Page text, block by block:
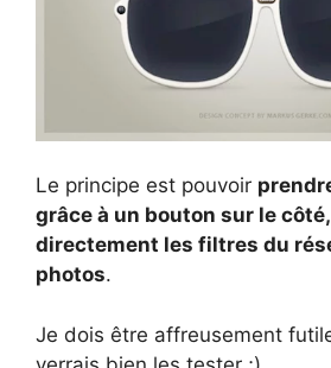
Le principe est pouvoir
grâce à un bouton sur le
directement les filtres du
photos.
Je dois être affreusement